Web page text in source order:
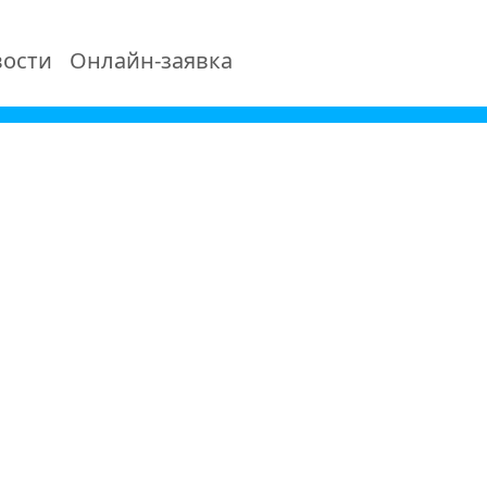
Онлайн-заявка